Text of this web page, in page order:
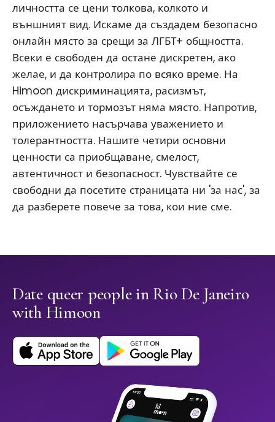
личността се цени толкова, колкото и
външният вид. Искаме да създадем безопасно
онлайн място за срещи за ЛГБТ+ общността.
Всеки е свободен да остане дискретен, ако
желае, и да контролира по всяко време. На
Himoon дискриминацията, расизмът,
осъждането и тормозът няма място. Напротив,
приложението насърчава уважението и
толерантността. Нашите четири основни
ценности са приобщаване, смелост,
автентичност и безопасност. Чувствайте се
свободни да посетите страницата ни 'за нас', за
да разберете повече за това, кои ние сме.
Date queer people in Rio De Janeiro
with Himoon